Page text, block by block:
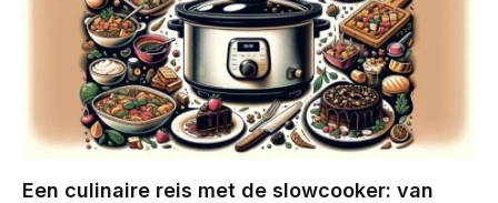
Een culinaire reis met de slowcooker: van